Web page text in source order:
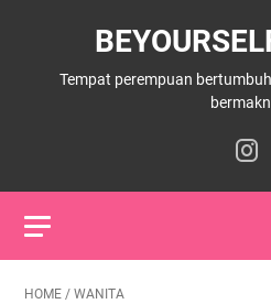
Tempat perempuan
HOME / WANITA